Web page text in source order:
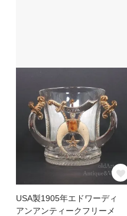
USA製1905年エドワーディ
アンアンティークフリーメ